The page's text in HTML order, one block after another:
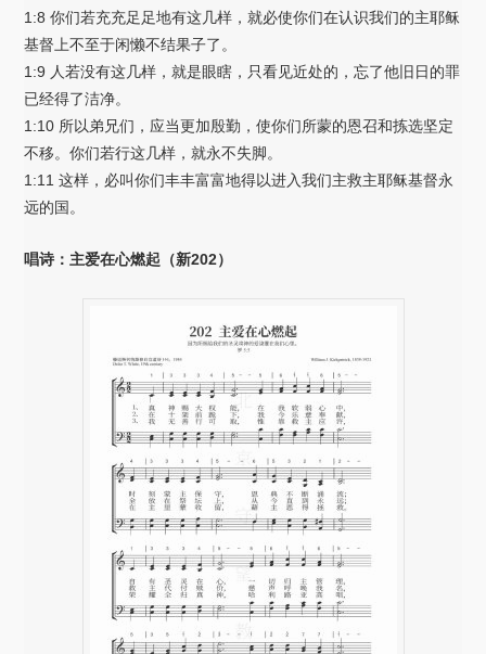
1:8 你们若充充足足地有这几样，就必使你们在认识我们的主耶稣
基督上不至于闲懒不结果子了。
1:9 人若没有这几样，就是眼瞎，只看见近处的，忘了他旧日的罪
已经得了洁净。
1:10 所以弟兄们，应当更加殷勤，使你们所蒙的恩召和拣选坚定
不移。你们若行这几样，就永不失脚。
1:11 这样，必叫你们丰丰富富地得以进入我们主救主耶稣基督永
远的国。
唱诗：主爱在心燃起（新202）